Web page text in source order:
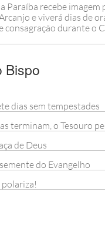
Paraíba recebe imagem
e viverá dias de
consagração durante o
Bispo
dias sem tempestades
terminam, o Tesouro
de Deus
do Evangelho